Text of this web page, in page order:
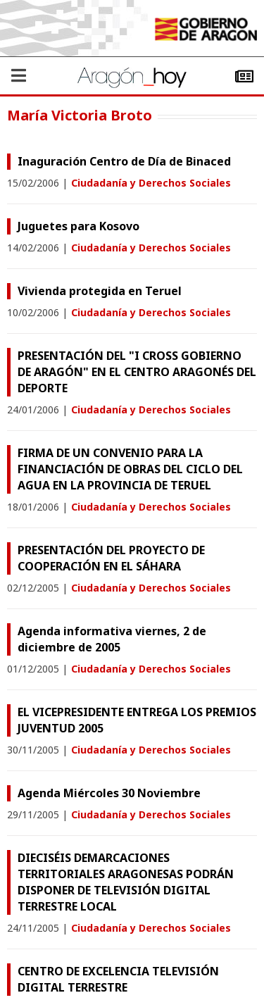
María Victoria Broto
Inaguración Centro de Día de Binaced
15/02/2006 | Ciudadanía y Derechos Sociales
Juguetes para Kosovo
14/02/2006 | Ciudadanía y Derechos Sociales
Vivienda protegida en Teruel
10/02/2006 | Ciudadanía y Derechos Sociales
PRESENTACIÓN DEL "I CROSS GOBIERNO
DE ARAGÓN" EN EL CENTRO ARAGONÉS DEL
DEPORTE
24/01/2006 | Ciudadanía y Derechos Sociales
FIRMA DE UN CONVENIO PARA LA
FINANCIACIÓN DE OBRAS DEL CICLO DEL
AGUA EN LA PROVINCIA DE TERUEL
18/01/2006 | Ciudadanía y Derechos Sociales
PRESENTACIÓN DEL PROYECTO DE
COOPERACIÓN EN EL SÁHARA
02/12/2005 | Ciudadanía y Derechos Sociales
Agenda informativa viernes, 2 de
diciembre de 2005
01/12/2005 | Ciudadanía y Derechos Sociales
EL VICEPRESIDENTE ENTREGA LOS PREMIOS
JUVENTUD 2005
30/11/2005 | Ciudadanía y Derechos Sociales
Agenda Miércoles 30 Noviembre
29/11/2005 | Ciudadanía y Derechos Sociales
DIECISÉIS DEMARCACIONES
TERRITORIALES ARAGONESAS PODRÁN
DISPONER DE TELEVISIÓN DIGITAL
TERRESTRE LOCAL
24/11/2005 | Ciudadanía y Derechos Sociales
CENTRO DE EXCELENCIA TELEVISIÓN
DIGITAL TERRESTRE